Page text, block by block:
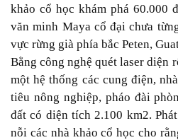
khảo cổ học khám phá 60.000
văn minh Maya cổ đại chưa
vực rừng già phía bắc Peten,
Bằng công nghệ quét laser diện
một hệ thống các cung điện,
tiêu nông nghiệp, pháo đài
đất có diện tích 2.100 km2.
nỗi các nhà khảo cổ học cho